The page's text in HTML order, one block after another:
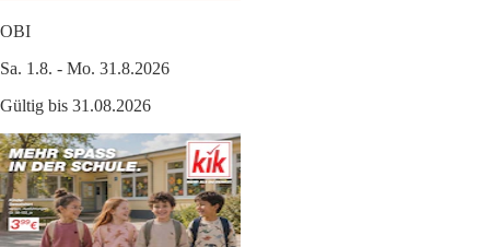
OBI
Sa. 1.8. - Mo. 31.8.2026
Gültig bis 31.08.2026